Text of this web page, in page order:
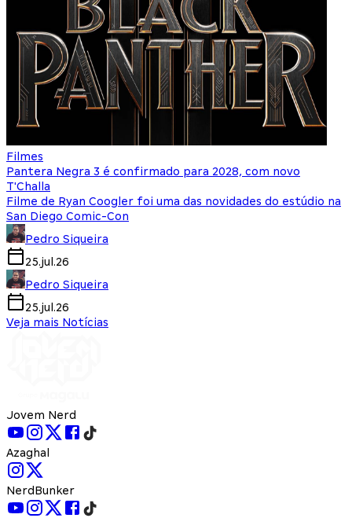
Filmes
Pantera Negra 3 é confirmado para 2028, com novo
T'Challa
Filme de Ryan Coogler foi uma das novidades do estúdio na
San Diego Comic-Con
Pedro Siqueira
25.jul.26
Pedro Siqueira
25.jul.26
Veja mais Notícias
Jovem Nerd
Azaghal
NerdBunker